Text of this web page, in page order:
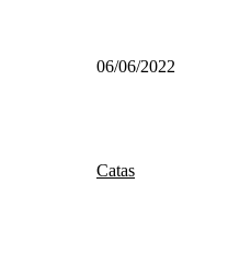
06/06/2022
Catas